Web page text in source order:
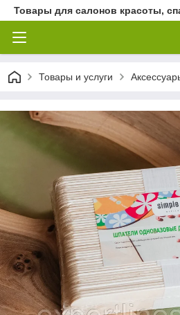
Товары для салонов красоты,
Товары и услуги